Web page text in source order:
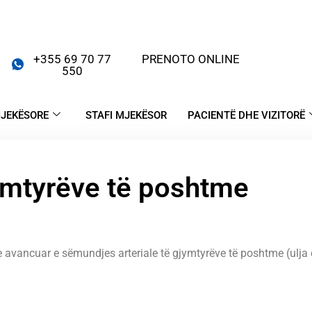
+355 69 70 77
550
PRENOTO ONLINE
STAFI MJEKËSOR PACIENTË DHE VIZITORË
të poshtme
e sëmundjes arteriale të gjymtyrëve të poshtme